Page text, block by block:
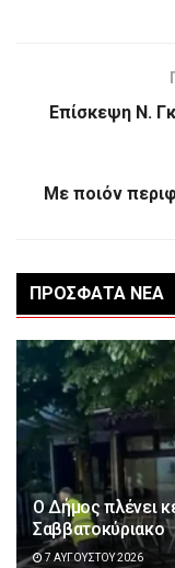
Επίσκεψη Ν.
Με ποιόν
ΠΡΌΣΦΑΤΑ ΝΈΑ
Ο Δήμος πλένει
Σαββατοκύριακο
7 ΑΥΓΟΎΣΤΟΥ 2026